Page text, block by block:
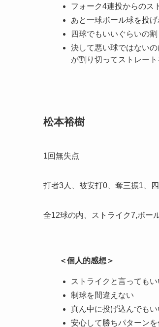
フォーク4連投からのス
あと一球ボール球を投げ
四球でもいいぐらいの
決して悪い球ではない
が割り切ってストレー
松本裕樹
1回無失点
打者3人、被安打0、奪三振1、
全12球の内、ストライク7,ボー
＜個人的感想＞
ストライクと言っても
制球を間違えない
真ん中に投げ込んでも
安心して勝ちパターン